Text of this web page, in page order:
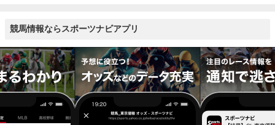
競馬情報ならスポーツナビアプリ